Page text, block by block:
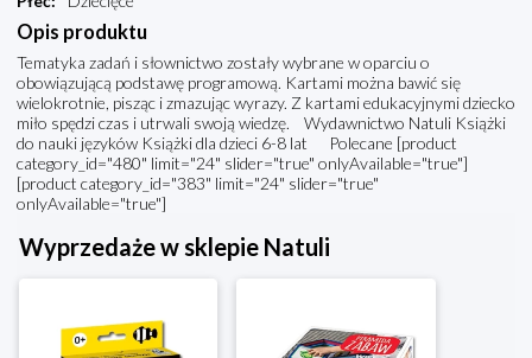
Opis produktu
Tematyka zadań i słownictwo zostały wybrane w oparciu o
obowiązującą podstawę programową. Kartami można bawić się
wielokrotnie, pisząc i zmazując wyrazy. Z kartami edukacyjnymi dziecko
miło spędzi czas i utrwali swoją wiedzę. Wydawnictwo Natuli Książki
do nauki języków Książki dla dzieci 6-8 lat Polecane [product
category_id="480" limit="24" slider="true" onlyAvailable="true"]
[product category_id="383" limit="24" slider="true"
onlyAvailable="true"]
Wyprzedaże w sklepie Natuli